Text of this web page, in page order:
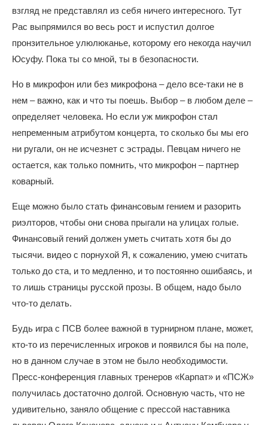
взгляд не представлял из себя ничего интересного. Тут
Рас выпрямился во весь рост и испустил долгое
пронзительное улюлюканье, которому его некогда научил
Юсуфу. Пока ты со мной, ты в безопасности.
Но в микрофон или без микрофона – дело все-таки не в
нем – важно, как и что ты поешь. Выбор – в любом деле –
определяет человека. Но если уж микрофон стал
непременным атрибутом концерта, то сколько бы мы его
ни ругали, он не исчезнет с эстрады. Певцам ничего не
остается, как только помнить, что микрофон – партнер
коварный.
Еще можно было стать финансовым гением и разорить
риэлторов, чтобы они снова прыгали на улицах голые.
Финансовый гений должен уметь считать хотя бы до
тысячи. видео с порнухой Я, к сожалению, умею считать
только до ста, и то медленно, и то постоянно ошибаясь, и
то лишь страницы русской прозы. В общем, надо было
что-то делать.
Будь игра с ПСВ более важной в турнирном плане, может,
кто-то из перечисленных игроков и появился бы на поле,
но в данном случае в этом не было необходимости.
Пресс-конференция главных тренеров «Карпат» и «ПСЖ»
получилась достаточно долгой. Основную часть, что не
удивительно, заняло общение с прессой наставника